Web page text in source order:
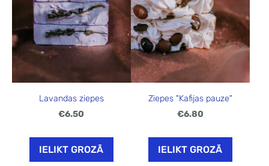
Lavandas ziepes
€6.50
IELIKT GROZĀ
Ziepes "Kafijas pauze"
€6.80
IELIKT GROZĀ